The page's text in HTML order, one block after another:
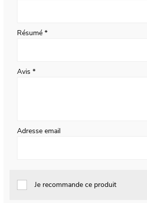
Résumé
Avis
Adresse email
Je recommande ce produit